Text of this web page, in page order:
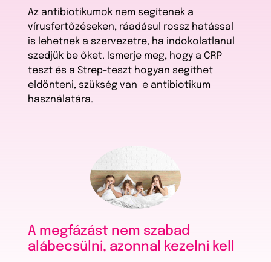
Az antibiotikumok nem segítenek a
vírusfertőzéseken, ráadásul rossz hatással
is lehetnek a szervezetre, ha indokolatlanul
szedjük be őket. Ismerje meg, hogy a CRP-
teszt és a Strep-teszt hogyan segíthet
eldönteni, szükség van-e antibiotikum
használatára.
A megfázást nem szabad
alábecsülni, azonnal kezelni kell